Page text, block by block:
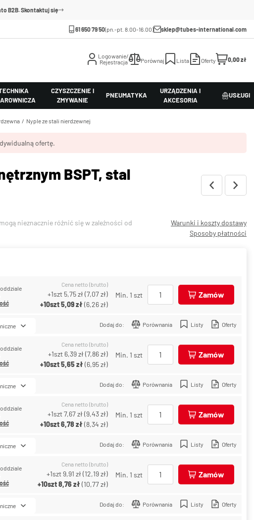
B2B. Skontaktuj się
61 650 79 50(pn.-pt. 8.00-16.00) sklep@tubes-international.com
Logowanie/
Rejestracja
Porównaj Lista Oferty 0,00 zł
CZYSZCZENIE I
ZMYWANIE
PNEUMATYKA
URZĄDZENIA I
AKCESORIA
USŁUGI
Nyple ze stali nierdzewnej
ofertę.
BSPT, stal
nieznacznie różnić się w zależności od
Warunki i koszty dostawy
Sposoby płatności
Cena netto (brutto)
+1szt 5,75 zł(7,07 zł)
+10szt5,09 zł(6,26 zł)
Min. 1 szt Zamów
Dodaj do: Porównania Listy Oferty
Cena netto (brutto)
+1szt 6,39 zł(7,86 zł)
+10szt5,65 zł(6,95 zł)
Min. 1 szt Zamów
Dodaj do: Porównania Listy Oferty
Cena netto (brutto)
+1szt7,67 zł(9,43 zł)
+10szt6,78 zł(8,34 zł)
Min. 1 szt Zamów
Dodaj do: Porównania Listy Oferty
Cena netto (brutto)
+1szt9,91 zł(12,19 zł)
+10szt8,76 zł(10,77 zł)
Min. 1 szt Zamów
Dodaj do: Porównania Listy Oferty